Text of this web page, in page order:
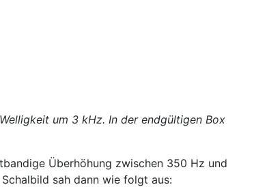
um 3 kHz. In der endgültigen Box
Überhöhung zwischen 350 Hz und
sah dann wie folgt aus: